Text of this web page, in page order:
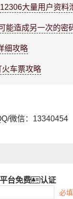
12306大量用户资料
能造成另一次的密
细攻略
车票攻略
微信：13340454
台免费 认证
必填